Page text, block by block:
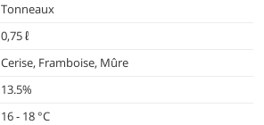
Tonneaux
0,75 ℓ
Cerise, Framboise, Mûre
13.5%
16 - 18 °C